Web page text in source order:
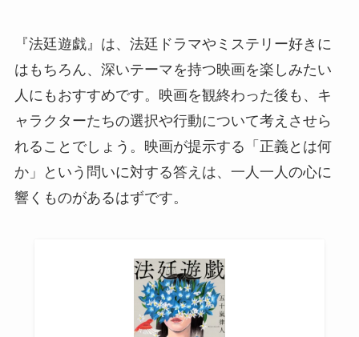
『法廷遊戯』は、法廷ドラマやミステリー好きに
はもちろん、深いテーマを持つ映画を楽しみたい
人にもおすすめです。映画を観終わった後も、キ
ャラクターたちの選択や行動について考えさせら
れることでしょう。映画が提示する「正義とは何
か」という問いに対する答えは、一人一人の心に
響くものがあるはずです。